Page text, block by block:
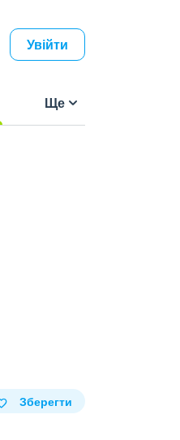
Увійти
Ще
Зберегти